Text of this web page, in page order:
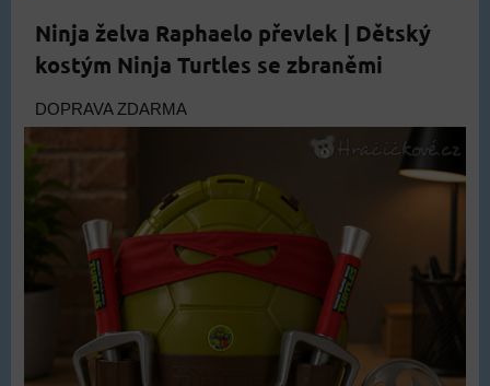
Ninja želva Raphaelo převlek | Dětský
kostým Ninja Turtles se zbraněmi
DOPRAVA ZDARMA